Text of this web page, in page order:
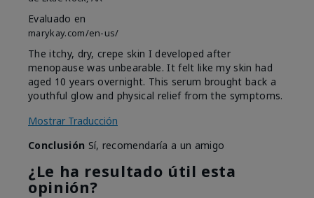
Evaluado en
marykay.com/en-us/
The itchy, dry, crepe skin I developed after
menopause was unbearable. It felt like my skin had
aged 10 years overnight. This serum brought back a
youthful glow and physical relief from the symptoms.
Mostrar Traducción
Conclusión Sí, recomendaría a un amigo
¿Le ha resultado útil esta
opinión?